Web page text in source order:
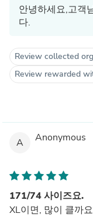
안녕하세요,고객
다.
Review collected
Review rewarded
A Anonymous
171/74 사이즈요.
XL이면, 많이 클까